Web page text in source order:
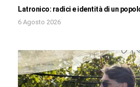
Latronico: radici e identità di un
6 Agosto 2026